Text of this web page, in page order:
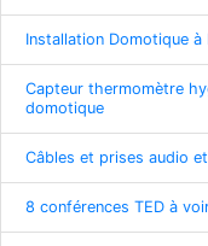
Installation Domotique
Capteur thermomètre
domotique
Câbles et prises audio
8 conférences TED à